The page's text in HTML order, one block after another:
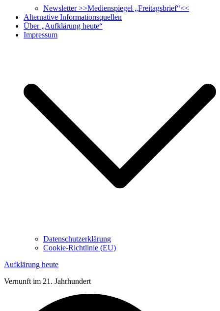
Newsletter >>Medienspiegel „Freitagsbrief“<<
Alternative Informationsquellen
Über „Aufklärung heute“
Impressum
Datenschutzerklärung
Cookie-Richtlinie (EU)
Aufklärung heute
Vernunft im 21. Jahrhundert